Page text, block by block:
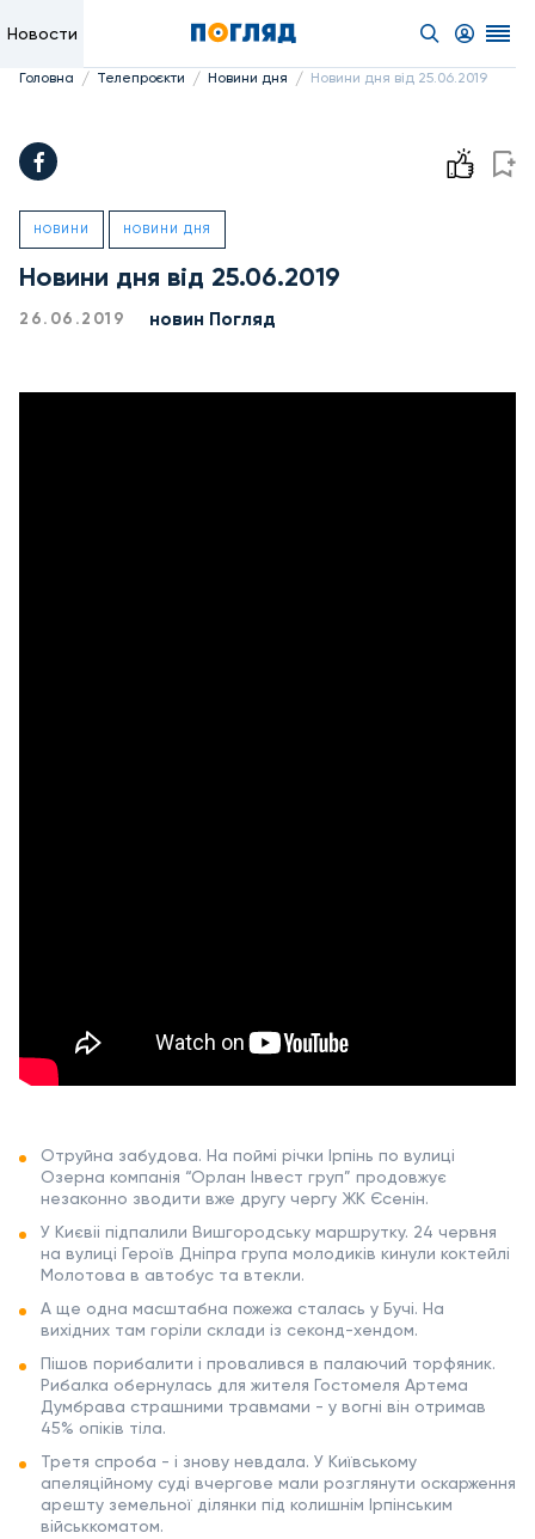
Новости
Головна / Телепроєкти / Новини дня / Новини дня від 25.06.2019
НОВИНИ НОВИНИ ДНЯ
Новини дня від 25.06.2019
26.06.2019 новин Погляд
Отруйна забудова. На поймі річки Ірпінь по вулиці
Озерна компанія “Орлан Інвест груп” продовжує
незаконно зводити вже другу чергу ЖК Єсенін.
У Києвіі підпалили Вишгородську маршрутку. 24 червня
на вулиці Героїв Дніпра група молодиків кинули коктейлі
Молотова в автобус та втекли.
А ще одна масштабна пожежа сталась у Бучі. На
вихідних там горіли склади із секонд-хендом.
Пішов порибалити і провалився в палаючий торфяник.
Рибалка обернулась для жителя Гостомеля Артема
Думбрава страшними травмами - у вогні він отримав
45% опіків тіла.
Третя спроба - і знову невдала. У Київському
апеляційному суді вчергове мали розглянути оскарження
арешту земельної ділянки під колишнім Ірпінським
військкоматом.